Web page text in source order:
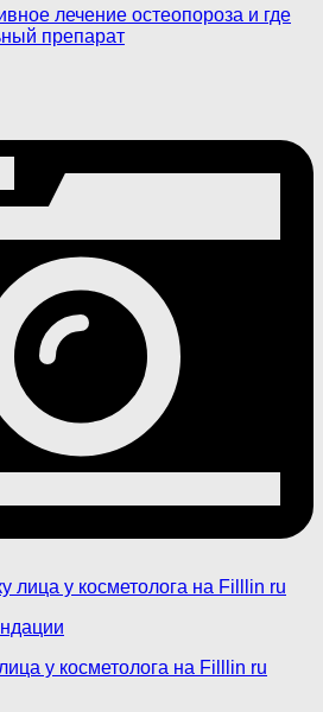
лечение остеопороза и где
препарат
у косметолога на Filllin ru